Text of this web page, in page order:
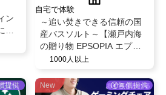
ン
自宅で体験
～追い焚きできる信頼の国
産バスソルト～【瀬戸内海
の贈り物 EPSOPIA エプソ
ピア】@EPSOPIA
1000人以上
提供 New 無償提供